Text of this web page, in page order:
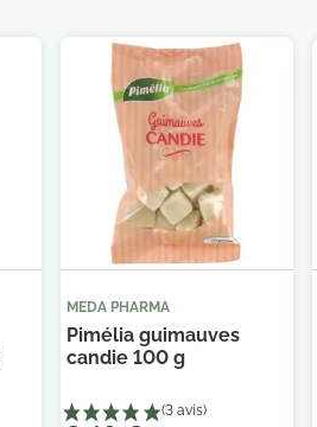
MEDA PHARMA
Pimélia guimauves
candie 100 g